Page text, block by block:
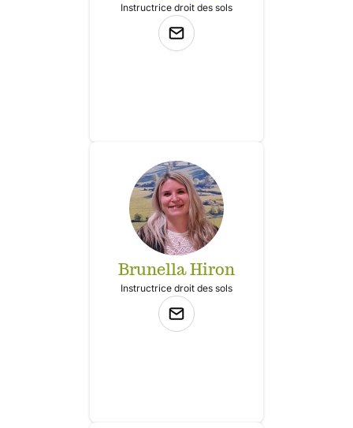
Instructrice droit des sols
Brunella Hiron
Instructrice droit des sols